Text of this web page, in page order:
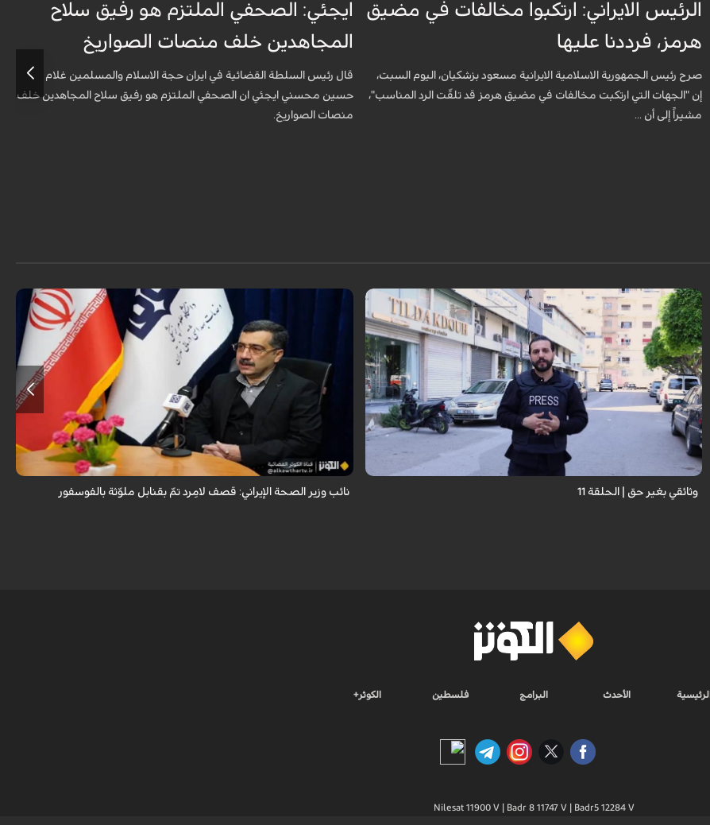
الرئيس الايراني: ارتكبوا مخالفات في مضيق
هرمز، فرددنا عليها
صرح رئيس الجمهورية الاسلامية الايرانية مسعود بزشكيان، اليوم السبت،
إن "الجهات التي ارتكبت مخالفات في مضيق هرمز قد تلقّت الرد المناسب"،
مشيراً إلى أن ...
ايجئي: الصحفي الملتزم هو رفيق سلاح
المجاهدين خلف منصات الصواريخ
قال رئيس السلطة القضائية في ايران حجة الاسلام والمسلمين غلام
حسين محسني ايجئي ان الصحفي الملتزم هو رفيق سلاح المجاهدين خلف
منصات الصواريخ.
وثائقي بغير حق | الحلقة 11
قال معاون وزير الصحة الإيراني لشؤون البحوث والتكنولوجيا، شاهين آخوندزاده،
إن التحقيقات التي أجرتها وزارة الصحة بشأن قصف مدينة لامِرد في محافظة
نائب وزير الصحة الإيراني: قصف لامِرد تمّ بقنابل ملوّثة بالفوسفور
الرئيسية الأحدث البرامج فلسطين الكوثر+
Nilesat 11900 V | Badr 8 11747 V | Badr5 12284 V